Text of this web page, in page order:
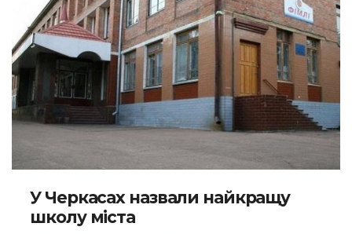
У Черкасах назвали найкращу
школу міста